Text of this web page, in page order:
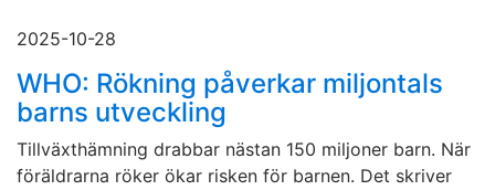
2025-10-28
WHO: Rökning påverkar miljontals
barns utveckling
Tillväxthämning drabbar nästan 150 miljoner barn. När
föräldrarna röker ökar risken för barnen. Det skriver